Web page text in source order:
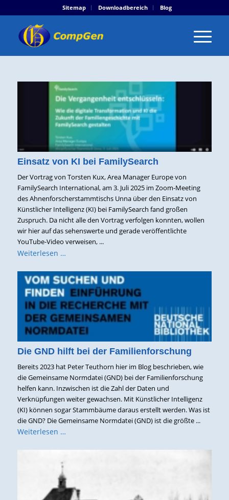
Sitemap Downloadbereich Blog
Einsatz von KI bei FamilySearch
Der Vortrag von Torsten Kux, Area Manager Europe von
FamilySearch International, am 3. Juli 2025 im Zoom-Meeting
des Ahnenforscherstammtischs Unna über den Einsatz von
Künstlicher Intelligenz (KI) bei FamilySearch fand großen
Zuspruch. Da nicht alle den Vortrag verfolgen konnten, wollen
wir hier auf das sehenswerte und gerade veröffentlichte
YouTube-Video verweisen, ...
Weiterlesen …
Die GND hilft bei der Familienforschung
Bereits 2023 hat Peter Teuthorn hier im Blog beschrieben, wie
die Gemeinsame Normdatei (GND) bei der Familienforschung
helfen kann. Inzwischen ist die Zahl der Daten und
Verknüpfungen weiter gewachsen. Mit Künstlicher Intelligenz
(KI) können sogar Stammbäume daraus erstellt werden. Was ist
die GND? Die Gemeinsame Normdatei (GND) ist die größte ...
Weiterlesen …